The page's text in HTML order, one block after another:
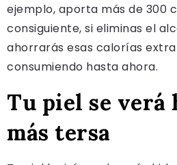
ejemplo, aporta más de 300
consiguiente, si eliminas el
ahorrarás esas calorías
consumiendo hasta ahora.
Tu piel se verá
más tersa